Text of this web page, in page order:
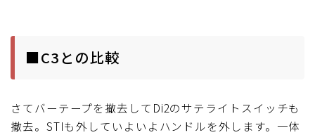
■C3との比較
さてバーテープを撤去してDi2のサテライトスイッチも
撤去。STIも外していよいよハンドルを外します。一体